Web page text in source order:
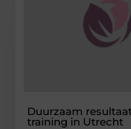
Duurzaam
training in Utrecht